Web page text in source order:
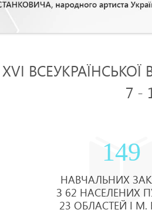
7 -
149
НАВЧАЛЬНИХ
З 62 НАСЕЛЕНИХ
23 ОБЛАСТЕЙ І М.